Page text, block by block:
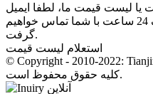
لیست قیمت ما، لطفا ایمیل
خود را برای ما بگذارید و ما ظرف 24 ساعت با شما تماس خواهیم
گرفت.
استعلام لیست قیمت
© Copyright - 2010-2022:
کلیه حقوق محفوظ است.